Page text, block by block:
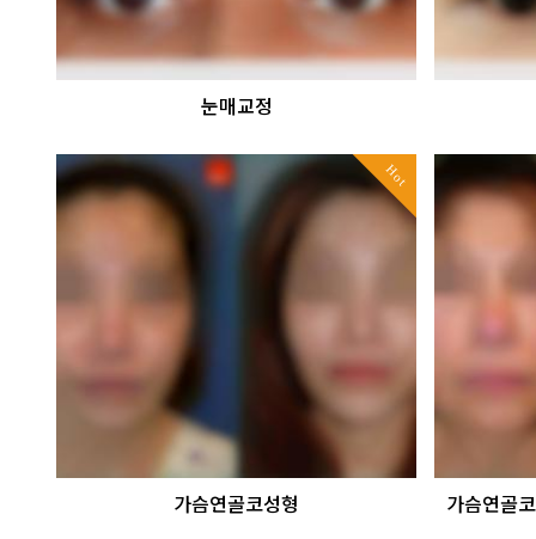
눈매교정
Hot
가슴연골코성형 가슴연골